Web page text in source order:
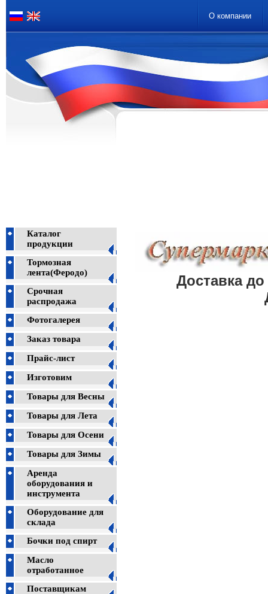
О компании
Каталог
продукции
Тормозная
лента(Феродо)
Срочная
распродажа
Фотогалерея
Заказ товара
Прайс-лист
Изготовим
Товары для Весны
Товары для Лета
Товары для Осени
Товары для Зимы
Аренда
оборудования и
инструмента
Оборудование для
склада
Бочки под спирт
Масло
отработанное
Поставщикам
Доставка